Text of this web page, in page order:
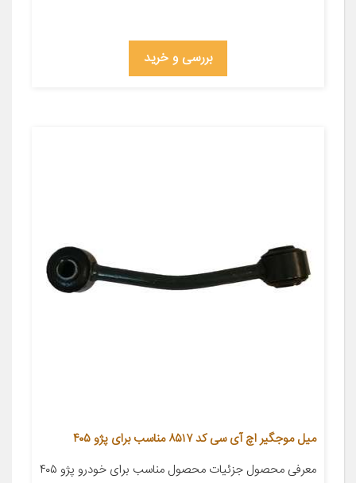
بررسی و خرید
میل موجگیر اچ آی سی کد ۸۵۱۷ مناسب برای پژو ۴۰۵
معرفی محصول جزئیات محصول مناسب برای خودرو پژو ۴۰۵